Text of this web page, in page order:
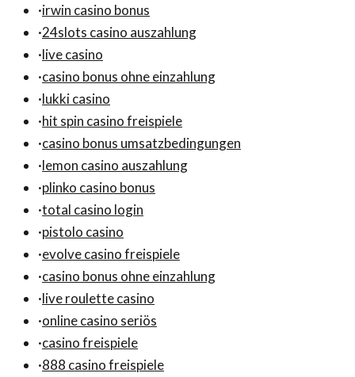
·irwin casino bonus
·24slots casino auszahlung
·live casino
·casino bonus ohne einzahlung
·lukki casino
·hit spin casino freispiele
·casino bonus umsatzbedingungen
·lemon casino auszahlung
·plinko casino bonus
·total casino login
·pistolo casino
·evolve casino freispiele
·casino bonus ohne einzahlung
·live roulette casino
·online casino seriös
·casino freispiele
·888 casino freispiele